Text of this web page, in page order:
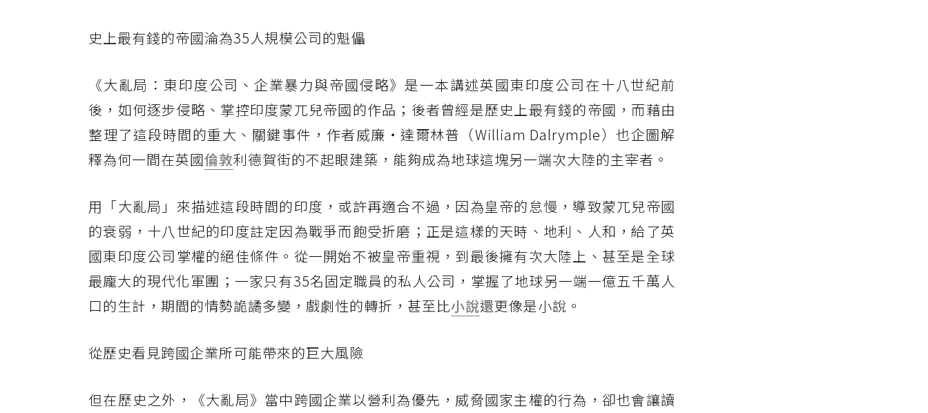
史上最有錢的帝國淪為35人規模公司的魁儡
《大亂局：東印度公司、企業暴力與帝國侵略》是一本講述英國東印度公司在十八世紀前
後，如何逐步侵略、掌控印度蒙兀兒帝國的作品；後者曾經是歷史上最有錢的帝國，而藉由
整理了這段時間的重大、關鍵事件，作者威廉・達爾林普（William Dalrymple）也企圖解
釋為何一間在英國倫敦利德賀街的不起眼建築，能夠成為地球這塊另一端次大陸的主宰者。
用「大亂局」來描述這段時間的印度，或許再適合不過，因為皇帝的怠慢，導致蒙兀兒帝國
的衰弱，十八世紀的印度註定因為戰爭而飽受折磨；正是這樣的天時、地利、人和，給了英
國東印度公司掌權的絕佳條件。從一開始不被皇帝重視，到最後擁有次大陸上、甚至是全球
最龐大的現代化軍團；一家只有35名固定職員的私人公司，掌握了地球另一端一億五千萬人
口的生計，期間的情勢詭譎多變，戲劇性的轉折，甚至比小說還更像是小說。
從歷史看見跨國企業所可能帶來的巨大風險
但在歷史之外，《大亂局》當中跨國企業以營利為優先，威脅國家主權的行為，卻也會讓讀